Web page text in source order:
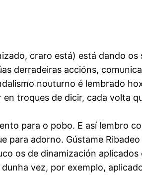
craro está) está dando os
derradeiras accións,
nouturno é lembrado
troques de dicir, cada volta
para o pobo. E así lembro
para adorno. Gústame
os de dinamización aplicados
vez, por exemplo,